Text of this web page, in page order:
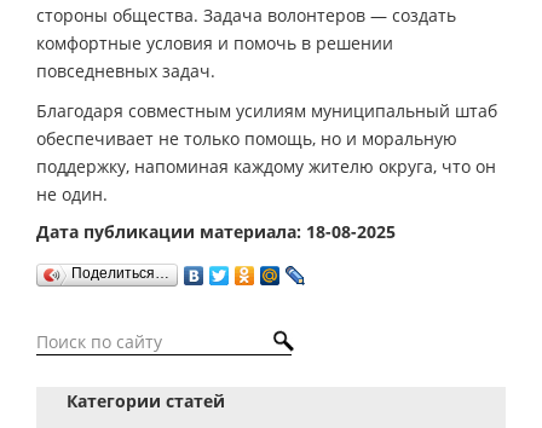
стороны общества. Задача волонтеров — создать
комфортные условия и помочь в решении
повседневных задач.
Благодаря совместным усилиям муниципальный штаб
обеспечивает не только помощь, но и моральную
поддержку, напоминая каждому жителю округа, что он
не один.
Дата публикации материала: 18-08-2025
Поделиться…
Категории статей